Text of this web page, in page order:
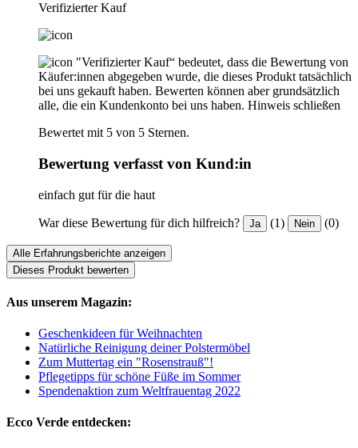
Verifizierter Kauf
"Verifizierter Kauf“ bedeutet, dass die Bewertung von
Käufer:innen abgegeben wurde, die dieses Produkt tatsächlich
bei uns gekauft haben. Bewerten können aber grundsätzlich
alle, die ein Kundenkonto bei uns haben. Hinweis schließen
Bewertet mit 5 von 5 Sternen.
Bewertung verfasst von Kund:in
einfach gut für die haut
War diese Bewertung für dich hilfreich? Ja (1) Nein (0)
Alle Erfahrungsberichte anzeigen
Dieses Produkt bewerten
Aus unserem Magazin:
Geschenkideen für Weihnachten
Natürliche Reinigung deiner Polstermöbel
Zum Muttertag ein "Rosenstrauß"!
Pflegetipps für schöne Füße im Sommer
Spendenaktion zum Weltfrauentag 2022
Ecco Verde entdecken: